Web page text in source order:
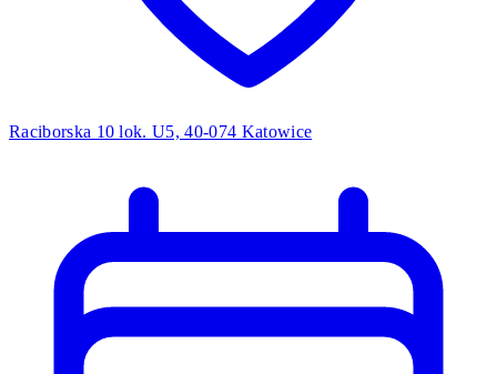
Raciborska 10 lok. U5, 40-074 Katowice